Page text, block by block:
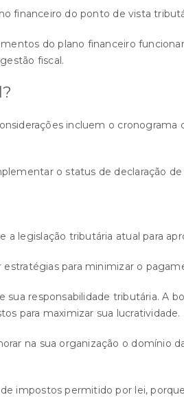
financeiro do ponto de vista
do plano financeiro
fiscal.
incluem o
o status de declaração
legislação tributária atual para
para minimizar o
responsabilidade tributária. A
para maximizar sua lucratividade.
na sua organização o domínio
impostos permitido por lei,